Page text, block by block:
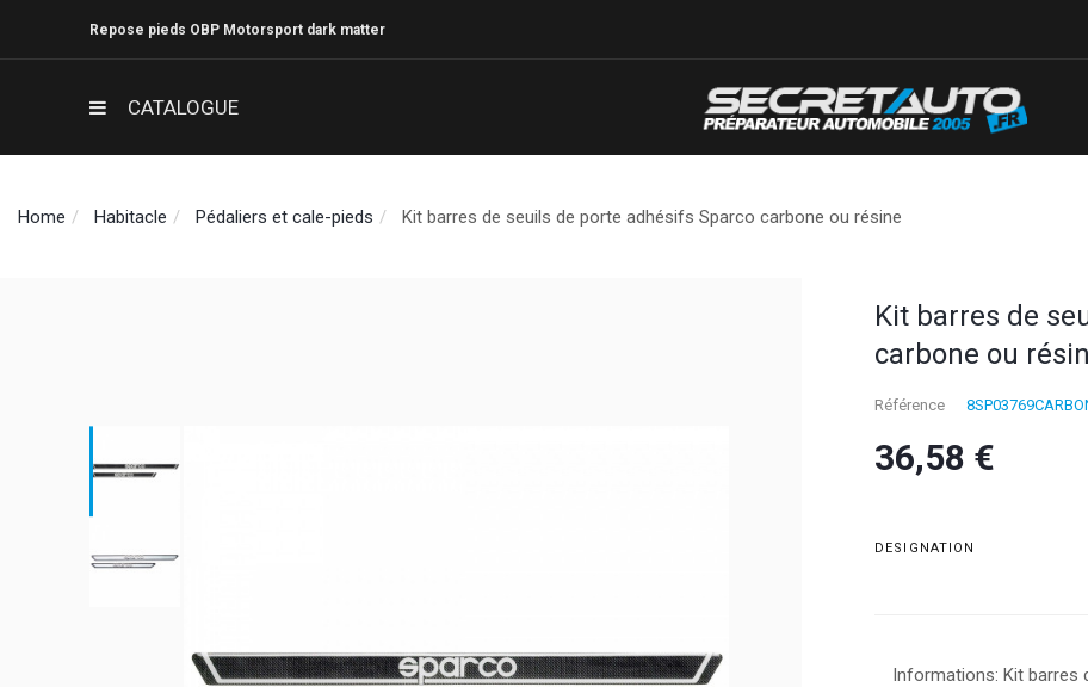
Repose pieds OBP Motorsport dark matter
CATALOGUE
Home Habitacle Pédaliers et cale-pieds Kit barres de seuils de porte adhésifs Sparco carbone ou résine
Kit barres de
carbone ou
Référence
36,58 €
DESIGNATION
Informations: Kit barres